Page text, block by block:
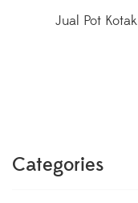
Jual Pot
Categories